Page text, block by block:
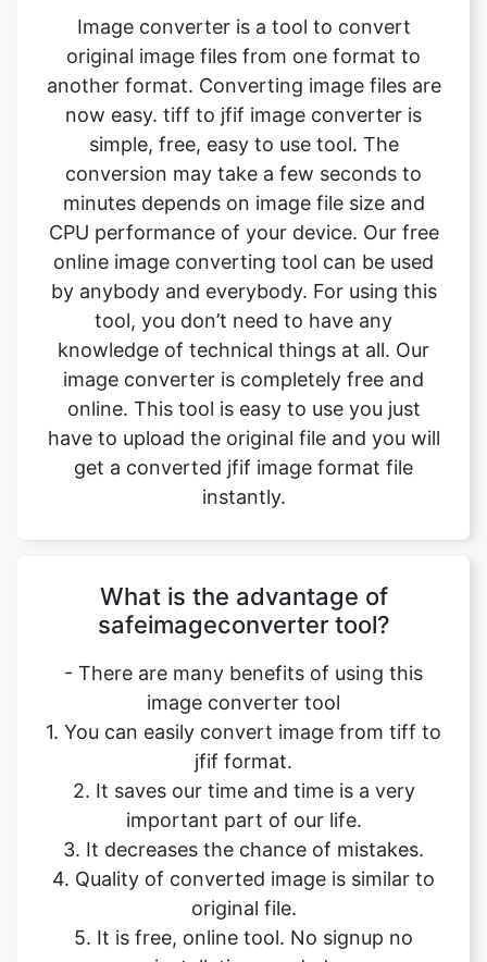
now easy. tiff to jfif image converter is
simple, free, easy to use tool. The
conversion may take a few seconds to
minutes depends on image file size and
CPU performance of your device. Our free
online image converting tool can be used
by anybody and everybody. For using this
tool, you don’t need to have any
knowledge of technical things at all. Our
image converter is completely free and
online. This tool is easy to use you just
have to upload the original file and you will
get a converted jfif image format file
instantly.
What is the advantage of
image converter tool
1. You can easily convert image from tiff to
jfif format.
2. It saves our time and time is a very
important part of our life.
3. It decreases the chance of mistakes.
4. Quality of converted image is similar to
original file.
5. It is free, online tool. No signup no
installation needed.
6. Safe and secure tool.
7. It takes no time to give desired result.